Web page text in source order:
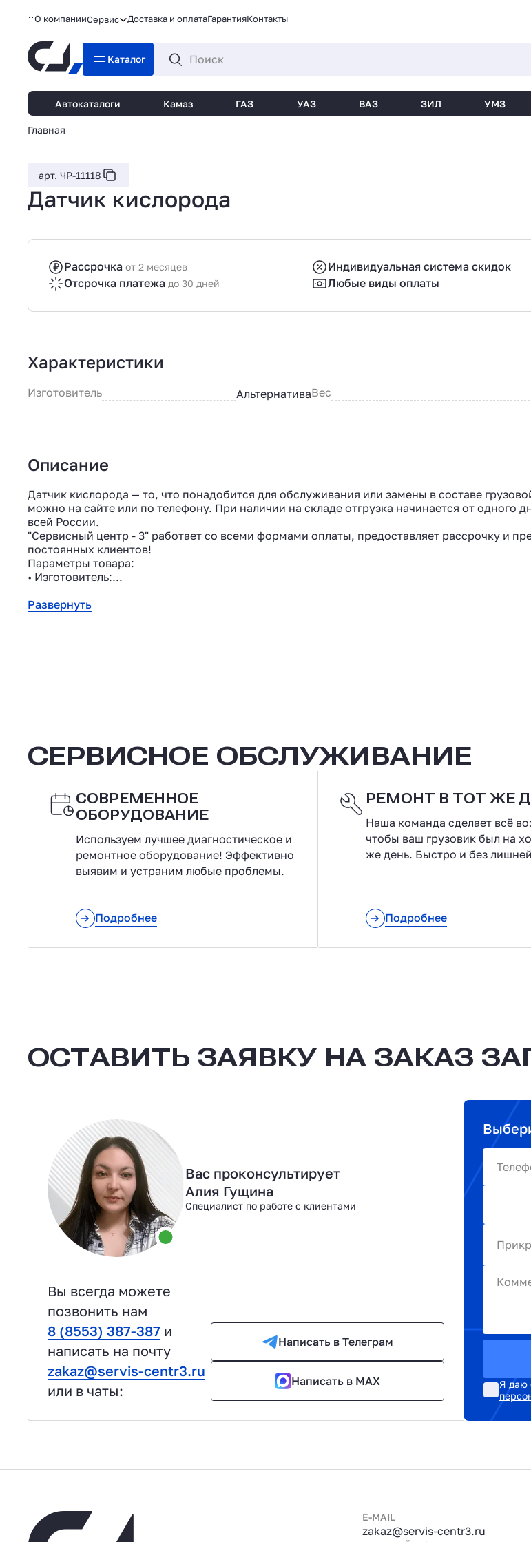
О компанииСервис Доставка и оплатаГарантияКонтакты
Каталог
Автокаталоги Камаз ГАЗ УАЗ ВАЗ ЗИЛ УМЗ
Главная
арт. ЧР-11118
Датчик кислорода
Рассрочка от 2 месяцев
Индивидуальная система скидок
Отсрочка платежа до 30 дней Любые виды оплаты
Характеристики
Изготовитель АльтернативаВес
Описание
Датчик кислорода — то, что понадобится для обслуживания или замены в составе
можно на сайте или по телефону. При наличии на складе отгрузка начинается от одного
всей России.
"Сервисный центр - 3" работает со всеми формами оплаты, предоставляет рассрочку и
постоянных клиентов!
Параметры товара:
• Изготовитель:...
Развернуть
СЕРВИСНОЕ ОБСЛУЖИВАНИЕ
СОВРЕМЕННОЕ
ОБОРУДОВАНИЕ
Используем лучшее диагностическое и
ремонтное оборудование! Эффективно
выявим и устраним любые проблемы.
Подробнее
РЕМОНТ В ТОТ ЖЕ
Наша команда сделает всё
чтобы ваш грузовик был на
же день. Быстро и без
Подробнее
ОСТАВИТЬ ЗАЯВКУ НА ЗАКАЗ
Вас проконсультирует
Алия Гущина
Специалист по работе с клиентами
Вы всегда можете
позвонить нам
8 (8553) 387-387 и
написать на почту
zakaz@servis-centr3.ru
или в чаты:
Написать в Телеграм
Написать в MAX Я даю
E-MAIL
zakaz@servis-centr3.ru